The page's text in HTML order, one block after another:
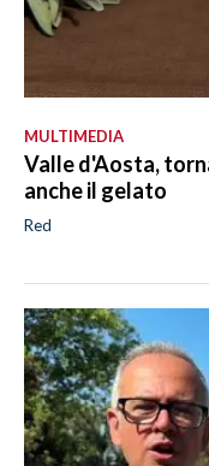
MULTIMEDIA
Valle d'Aosta,
anche il gelato
Red